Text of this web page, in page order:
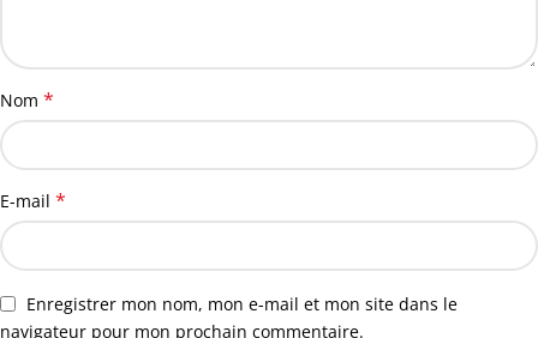
Nom *
E-mail *
Enregistrer mon nom, mon e-mail et mon site dans le
navigateur pour mon prochain commentaire.